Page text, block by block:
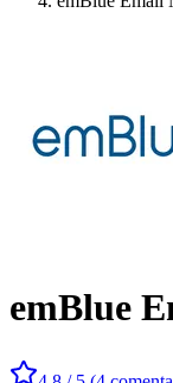
emBlue